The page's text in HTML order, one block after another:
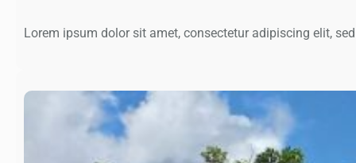
Lorem ipsum dolor sit amet, consectetur adipiscing elit,